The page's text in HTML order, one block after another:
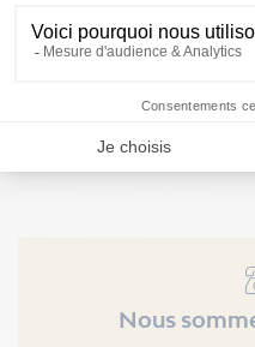
Prix
109,90 €
Nous